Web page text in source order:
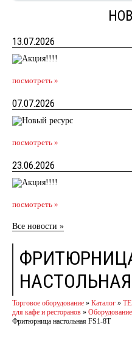
13.07.2026
посмотреть »
07.07.2026
посмотреть »
23.06.2026
посмотреть »
Все новости »
НАСТОЛЬНАЯ
Торговое оборудование » Каталог »
для кафе и ресторанов »
Фритюрница настольная FS1-8T